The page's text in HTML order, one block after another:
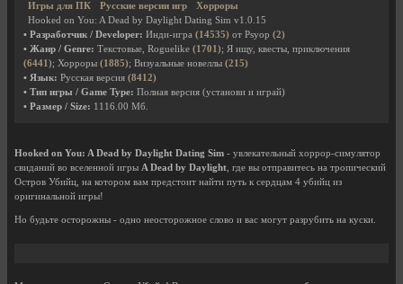
Игры для ПК
Русские версии игр
Хорроры
Hooked on You: A Dead by Daylight Dating Sim v1.0.15
• Разработчик / Developer: Инди-игра (14535) от Psyop (2)
• Жанр / Genre: Текстовые, Roguelike (1701); Я ищу, квесты, приключения
(6441); Хорроры (1885); Визуальные новеллы (215)
• Язык: Русская версия (8412)
• Тип игры / Game Type: Полная версия (установи и играй)
• Размер / Size: 1116.00 Мб.
Hooked on You: A Dead by Daylight Dating Sim - увлекательный хоррор-симулятор
свиданий во вселенной игры A Dead by Daylight, где вы отправитесь на тропический
Остров Убийц, на котором вам предстоит найти путь к сердцам 4 убийц из
оригинальной игры!
Но будьте осторожны - одно неосторожное слово и вас могут разрубить на куски.